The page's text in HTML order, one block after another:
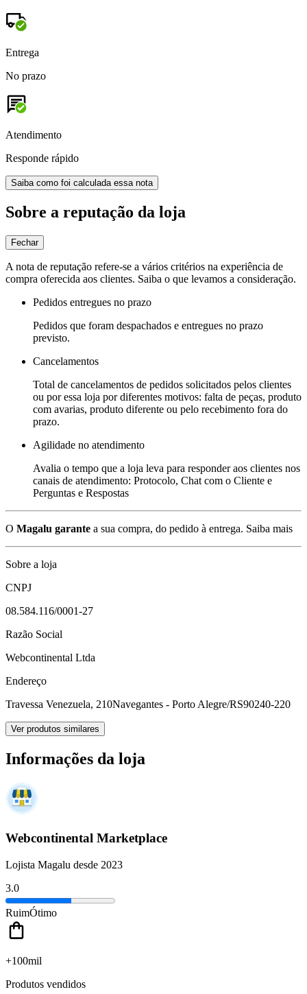
Entrega
No prazo
Atendimento
Responde rápido
Saiba como foi calculada essa nota
Sobre a reputação da loja
Fechar
A nota de reputação refere-se a vários critérios na experiência de
compra oferecida aos clientes. Saiba o que levamos a consideração.
Pedidos entregues no prazo
Pedidos que foram despachados e entregues no prazo
previsto.
Cancelamentos
Total de cancelamentos de pedidos solicitados pelos clientes
ou por essa loja por diferentes motivos: falta de peças, produto
com avarias, produto diferente ou pelo recebimento fora do
prazo.
Agilidade no atendimento
Avalia o tempo que a loja leva para responder aos clientes nos
canais de atendimento: Protocolo, Chat com o Cliente e
Perguntas e Respostas
O Magalu garante a sua compra, do pedido à entrega. Saiba mais
Sobre a loja
CNPJ
08.584.116/0001-27
Razão Social
Webcontinental Ltda
Endereço
Travessa Venezuela, 210Navegantes - Porto Alegre/RS90240-220
Ver produtos similares
Informações da loja
Webcontinental Marketplace
Lojista Magalu desde 2023
3.0
RuimÓtimo
+100mil
Produtos vendidos